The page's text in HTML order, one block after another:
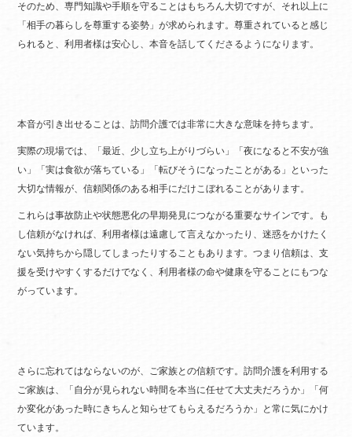
そのため、専門知識や手順を守ることはもちろん大切ですが、それ以上に
「相手の暮らしを尊重する姿勢」が求められます。尊重されていると感じ
られると、利用者様は安心し、本音を話してくださるようになります。
本音が引き出せることは、訪問介護では非常に大きな意味を持ちます。
実際の現場では、「最近、少し立ち上がりづらい」「夜になると不安が強
い」「実は食欲が落ちている」「転びそうになったことがある」といった
大切な情報が、信頼関係のある相手にだけこぼれることがあります。
これらは事故防止や状態悪化の早期発見につながる重要なサインです。も
し信頼がなければ、利用者様は遠慮して言えなかったり、迷惑をかけたく
ない気持ちから隠してしまったりすることもあります。つまり信頼は、支
援を受けやすくするだけでなく、利用者様の命や健康を守ることにもつな
がっています。
さらに忘れてはならないのが、ご家族との信頼です。訪問介護を利用する
ご家族は、「自分が見られない時間を本当に任せて大丈夫だろうか」「何
か変化があった時にきちんと知らせてもらえるだろうか」と常に気にかけ
ています。